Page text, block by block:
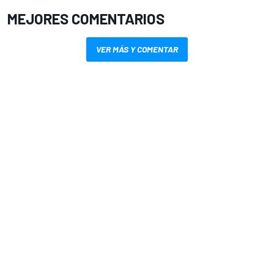
MEJORES COMENTARIOS
VER MÁS Y COMENTAR